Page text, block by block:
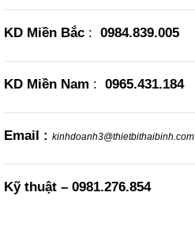
KD Miền Bắc : 0984.839.005
KD Miền Nam : 0965.431.184
Email : kinhdoanh3@thietbithaibinh.com
Kỹ thuật – 0981.276.854